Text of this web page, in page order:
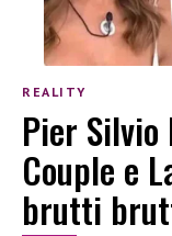
REALITY
Pier Silvio
Couple e
brutti